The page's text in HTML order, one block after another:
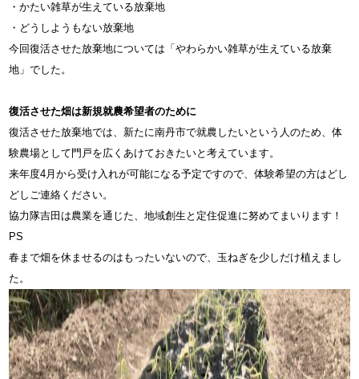
・かたい雑草が生えている放棄地
・どうしようもない放棄地
今回復活させた放棄地については「やわらかい雑草が生えている放棄
地」でした。
復活させた畑は新規就農希望者のために
復活させた放棄地では、 新たに南丹市で就農したいという人のため、体
験農場として門戸を広くあけておきたいと考えています。
来年度4月から受け入れが可能になる予定ですので、体験希望の方はどし
どしご連絡ください。
協力隊吉田は農業を通じた、地域創生と定住促進に努めてまいります！
PS
春まで畑を休ませるのはもったいないので、玉ねぎを少しだけ植えまし
た。